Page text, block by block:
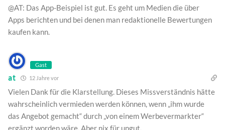
@AT: Das App-Beispiel ist gut. Es geht um Medien die über
Apps berichten und bei denen man redaktionelle Bewertungen
kaufen kann.
Gast
at 12 Jahre vor
Vielen Dank für die Klarstellung. Dieses Missverständnis hätte
wahrscheinlich vermieden werden können, wenn „ihm wurde
das Angebot gemacht“ durch „von einem Werbevermarkter“
ergänzt worden wäre. Aber nix für ungut.